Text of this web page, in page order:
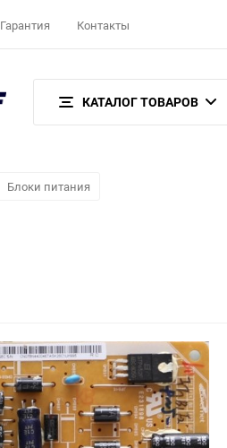
Гарантия Контакты
КАТАЛОГ ТОВАРОВ
Блоки питания